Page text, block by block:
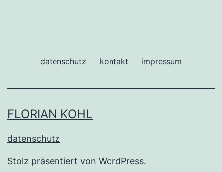
datenschutz kontakt impressum
FLORIAN KOHL
datenschutz
Stolz präsentiert von WordPress.